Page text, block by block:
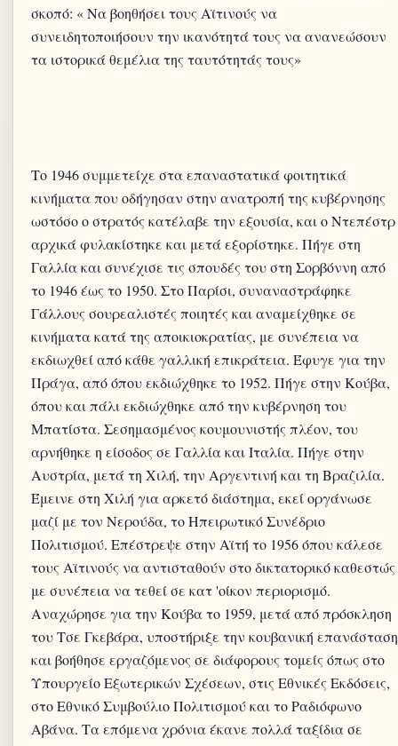
σκοπό: « Να βοηθήσει τους Αϊτινούς να
συνειδητοποιήσουν την ικανότητά τους να ανανεώσουν
Το 1946 συμμετείχε στα επαναστατικά φοιτητικά
κινήματα που οδήγησαν στην ανατροπή της κυβέρνησης
ωστόσο ο στρατός κατέλαβε την εξουσία, και ο Ντεπέστρ
αρχικά φυλακίστηκε και μετά εξορίστηκε. Πήγε στη
Γαλλία και συνέχισε τις σπουδές του στη Σορβόννη από
το 1946 έως το 1950. Στο Παρίσι, συναναστράφηκε
Γάλλους σουρεαλιστές ποιητές και αναμείχθηκε σε
κινήματα κατά της αποικιοκρατίας, με συνέπεια να
εκδιωχθεί από κάθε γαλλική επικράτεια. Έφυγε για την
Πράγα, από όπου εκδιώχθηκε το 1952. Πήγε στην Κούβα,
όπου και πάλι εκδιώχθηκε από την κυβέρνηση του
Μπατίστα. Σεσημασμένος κουμουνιστής πλέον, του
αρνήθηκε η είσοδος σε Γαλλία και Ιταλία. Πήγε στην
Αυστρία, μετά τη Χιλή, την Αργεντινή και τη Βραζιλία.
Έμεινε στη Χιλή για αρκετό διάστημα, εκεί οργάνωσε
μαζί με τον Νερούδα, το Ηπειρωτικό Συνέδριο
Πολιτισμού. Επέστρεψε στην Αϊτή το 1956 όπου κάλεσε
τους Αϊτινούς να αντισταθούν στο δικτατορικό καθεστώς
με συνέπεια να τεθεί σε κατ 'οίκον περιορισμό.
Αναχώρησε για την Κούβα το 1959, μετά από πρόσκληση
του Τσε Γκεβάρα, υποστήριξε την κουβανική επανάσταση
και βοήθησε εργαζόμενος σε διάφορους τομείς όπως στο
Υπουργείο Εξωτερικών Σχέσεων, στις Εθνικές Εκδόσεις,
στο Εθνικό Συμβούλιο Πολιτισμού και το Ραδιόφωνο
Αβάνα. Τα επόμενα χρόνια έκανε πολλά ταξίδια σε